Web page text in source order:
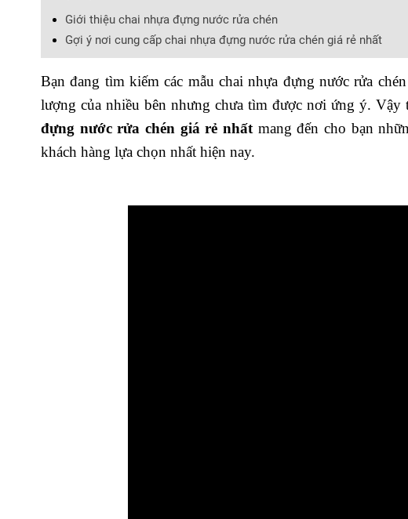
Giới thiệu chai nhựa đựng nước rửa chén
Gợi ý nơi cung cấp chai nhựa đựng nước rửa chén giá rẻ nhất
Bạn đang tìm kiếm các mẫu chai nhựa đựng nước rửa
lượng của nhiều bên nhưng chưa tìm được nơi ứng ý.
đựng nước rửa chén giá rẻ nhấtmang đến cho bạn
khách hàng lựa chọn nhất hiện nay.